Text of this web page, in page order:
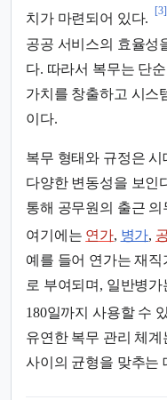
치가 마련되어 있다.
[3]
공공 서비스의 효율성
다. 따라서 복무는 단
가치를 창출하고 시스
이다.
복무 형태와 규정은
다양한 변동성을 보인
통해 공무원의 출근
여기에는 연가, 병가,
예를 들어 연가는 재직
로 부여되며, 일반병
180일까지 사용할 수
유연한 복무 관리 체
사이의 균형을 맞추는